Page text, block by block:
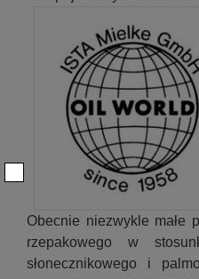
Obecnie niezwykle małe
rzepakowego w
słonecznikowego i